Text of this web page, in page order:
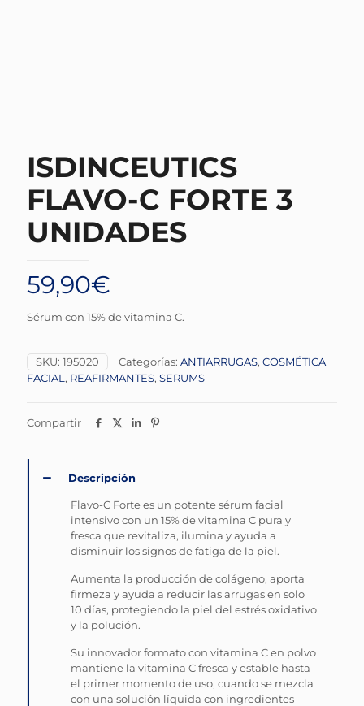
ISDINCEUTICS
FLAVO-C FORTE 3
UNIDADES
59,90€
Sérum con 15% de vitamina C.
SKU: 195020 Categorías: ANTIARRUGAS, COSMÉTICA
FACIAL , REAFIRMANTES, SERUMS
Compartir
Descripción
Flavo-C Forte es un potente sérum facial
intensivo con un 15% de vitamina C pura y
fresca que revitaliza, ilumina y ayuda a
disminuir los signos de fatiga de la piel.
Aumenta la producción de colágeno, aporta
firmeza y ayuda a reducir las arrugas en solo
10 días, protegiendo la piel del estrés oxidativo
y la polución.
Su innovador formato con vitamina C en polvo
mantiene la vitamina C fresca y estable hasta
el primer momento de uso, cuando se mezcla
con una solución líquida con ingredientes